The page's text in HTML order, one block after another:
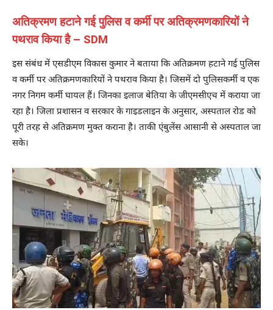
अतिक्रमण हटाने गई पुलिस व कर्मी पर अतिक्रमणकारियों ने
पथराव किया है – SDM
इस संबंध में एसडीएम विकास कुमार ने बताया कि अतिक्रमण हटाने गई पुलिस
व कर्मी पर अतिक्रमणकारियों ने पथराव किया है। जिसमें दो पुलिसकर्मी व एक
नगर निगम कर्मी घायल हैं। जिनका इलाज बेतिया के जीएमसीएच में कराया जा
रहा है। जिला प्रशासन व सरकार के गाइडलाइन के अनुसार, अस्पताल रोड को
पूरी तरह से अतिक्रमण मुक्त कराना है। ताकी एंबुलेंस आसानी से अस्पताल जा
सके।